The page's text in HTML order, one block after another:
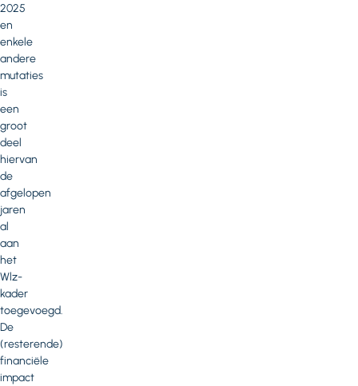
2025
en
enkele
andere
mutaties
is
een
groot
deel
hiervan
de
afgelopen
jaren
al
aan
het
Wlz-
kader
toegevoegd.
De
(resterende)
financiële
impact